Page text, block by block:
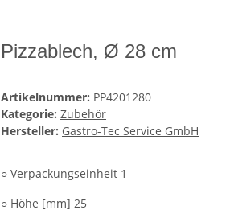
Pizzablech, Ø 28 cm
Artikelnummer: PP4201280
Kategorie: Zubehör
Hersteller: Gastro-Tec Service GmbH
○ Verpackungseinheit 1
○ Höhe [mm] 25